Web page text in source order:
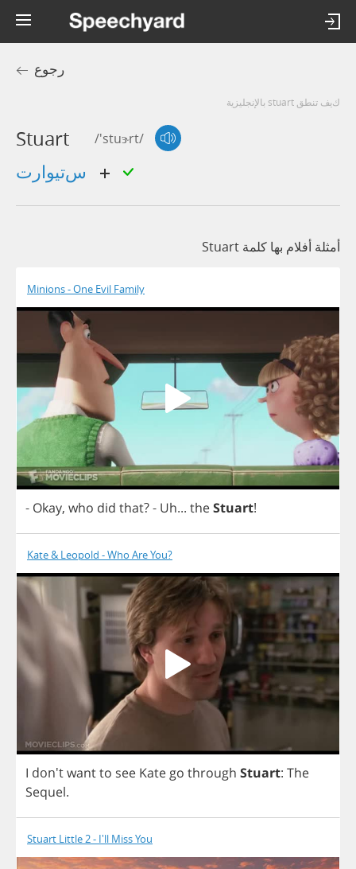
رجوع
كيف تنطق stuart بالإنجليزية
Stuart /'stuɝrt/
أمثلة أفلام بها كلمة Stuart
Minions - One Evil Family
- Okay, who did that?- Uh... theStuart!
Kate & Leopold - Who Are You?
I don'twantto see Kate go through Stuart: The
Sequel.
Stuart Little 2 - I'll Miss You